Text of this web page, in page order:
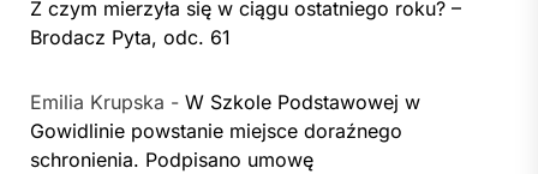
Z czym mierzyła się w ciągu ostatniego roku? –
Brodacz Pyta, odc. 61
Emilia Krupska - W Szkole Podstawowej w
Gowidlinie powstanie miejsce doraźnego
schronienia. Podpisano umowę